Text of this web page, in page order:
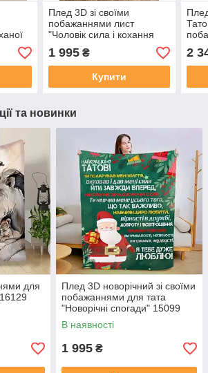
Плед 3D зі своїми
побажаннями лист
"Чоловік сила і кохання
Плед з побажаннями для
чоловіка" 12204 160х200
см
1 995₴
Купити
2
та новинки
для
Плед 3D новорічний зі своїми
побажаннями для тата
"Новорічні спогади" 15099
160х200 см
В наявності
1 995 ₴